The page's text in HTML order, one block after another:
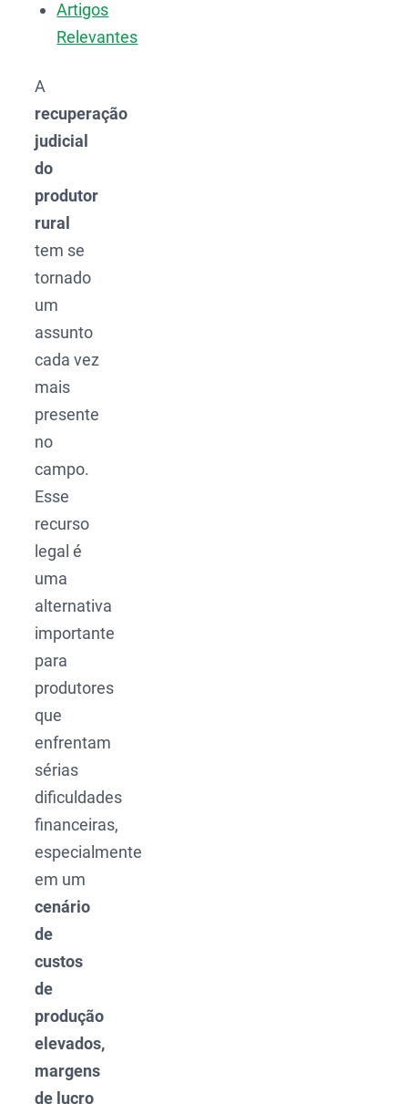
Artigos
Relevantes
A
recuperação
judicial
do
produtor
rural
tem se
tornado
um
assunto
cada vez
mais
presente
no
campo.
Esse
recurso
legal é
uma
alternativa
importante
para
produtores
que
enfrentam
sérias
dificuldades
financeiras,
especialmente
em um
cenário
de
custos
de
produção
elevados,
margens
de lucro